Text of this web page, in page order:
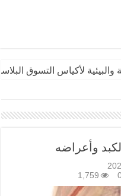
لأكياس التسوق
تنبض بالحياة والاقتصاد
وأعراضه
1,759